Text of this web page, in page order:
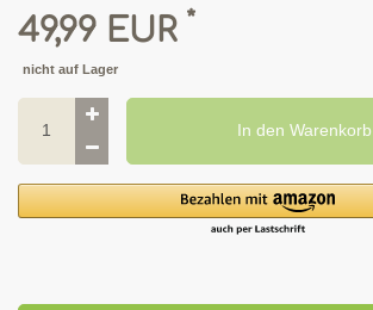
49,99 EUR *
nicht auf Lager
In den Warenkorb